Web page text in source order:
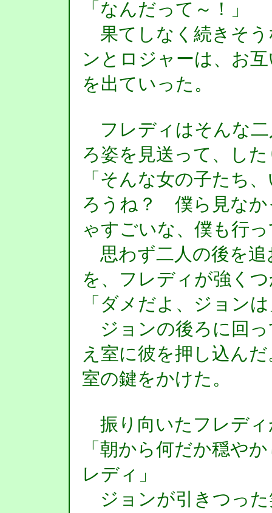
「なんだって～！」
果てしなく続きそう
ンとロジャーは、お
を出ていった。
フレディはそんな二
ろ姿を見送って、し
「そんな女の子たち
ろうね？ 僕ら見な
ゃすごいな、僕も行
思わず二人の後を追
を、フレディが強く
「ダメだよ、ジョン
ジョンの後ろに回っ
え室に彼を押し込ん
室の鍵をかけた。
振り向いたフレディ
「朝から何だか穏や
レディ」
ジョンが引きつった